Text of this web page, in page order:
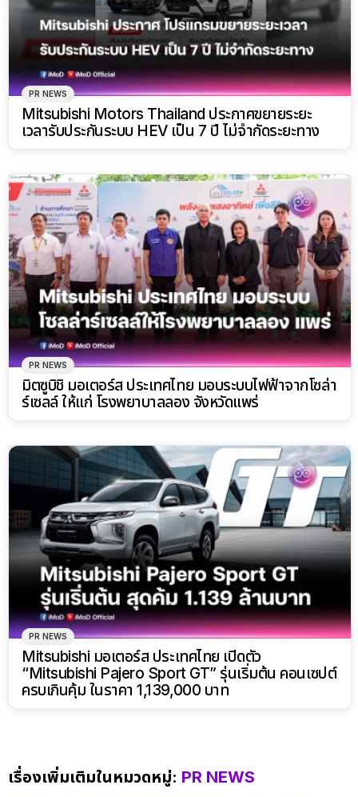
PR NEWS
Mitsubishi Motors Thailand ประกาศขยายระยะ
เวลารับประกันระบบ HEV เป็น 7 ปี ไม่จำกัดระยะทาง
PR NEWS
มิตซูบิชิ มอเตอร์ส ประเทศไทย มอบระบบไฟฟ้าจากโซล่า
ร์เซลล์ ให้แก่ โรงพยาบาลลอง จังหวัดแพร่
PR NEWS
Mitsubishi มอเตอร์ส ประเทศไทย เปิดตัว
“Mitsubishi Pajero Sport GT” รุ่นเริ่มต้น คอนเซปต์
ครบเกินคุ้ม ในราคา 1,139,000 บาท
เรื่องเพิ่มเติมในหมวดหมู่: PR NEWS